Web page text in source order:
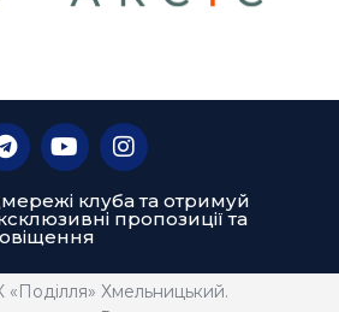
клуба та отримуй
пропозиції та
Хмельницький.